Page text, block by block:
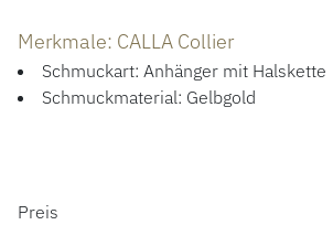
ACCESSOIRES
ÜBER UNS
Merkmale: CALLA Collier
Schmuckart: Anhänger mit Halskette
Schmuckmaterial: Gelbgold
PREISINFORMATIONEN
Preis